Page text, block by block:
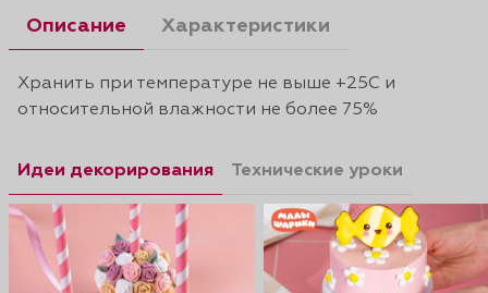
Описание Характеристики
Хранить при температуре не выше +25С и
относительной влажности не более 75%
Идеи декорирования Технические уроки